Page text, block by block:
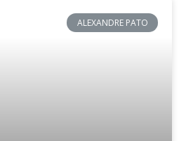
ALEXANDRE PATO